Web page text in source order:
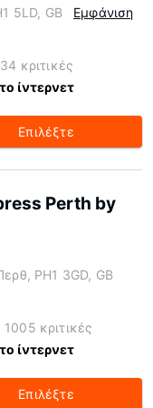
5LD, GB
Εμφάνιση
κριτικές
ίντερνετ
Επιλέξτε
Perth by
PH1 3GD, GB
1005 κριτικές
ίντερνετ
Επιλέξτε